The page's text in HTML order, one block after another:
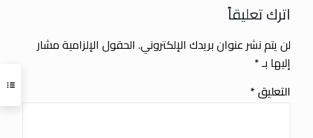
اترك تعليقاً
لن يتم نشر عنوان بريدك الإلكتروني. الحقول الإلزامية مشار
إليها بـ*
التعليق*